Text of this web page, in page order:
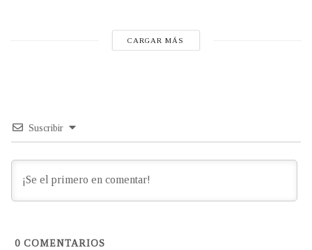
CARGAR MÁS
Suscribir
0 COMENTARIOS